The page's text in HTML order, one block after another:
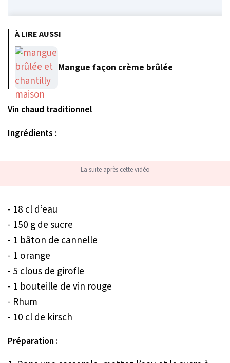
À LIRE AUSSI
Mangue façon crème brûlée
Vin chaud traditionnel
Ingrédients :
La suite après cette vidéo
- 18 cl d’eau
- 150 g de sucre
- 1 bâton de cannelle
- 1 orange
- 5 clous de girofle
- 1 bouteille de vin rouge
- Rhum
- 10 cl de kirsch
Préparation :